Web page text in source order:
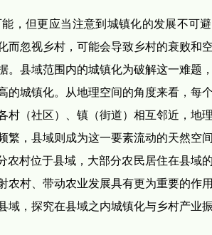
，但更应当注意到城镇化的发展不可
忽视乡村，可能会导致乡村的衰败和
县域范围内的城镇化为破解这一难题
城镇化。从地理空间的角度来看，每
（社区）、镇（街道）相互邻近，地
，县域则成为这一要素流动的天然空
村位于县域，大部分农民居住在县域
村、带动农业发展具有更为重要的作
，探究在县域之内城镇化与乡村产业